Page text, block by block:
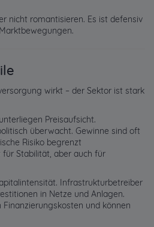
nicht romantisieren. Es ist defensiv
wirkt – der Sektor ist stark
Preisaufsicht.
überwacht. Gewinne sind oft
Risiko begrenzt
Stabilität, aber auch für
Infrastrukturbetreiber
in Netze und Anlagen.
und können